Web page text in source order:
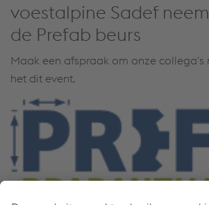
voestalpine Sadef
de Prefab beurs
Maak een afspraak om onze collega's
het dit event.